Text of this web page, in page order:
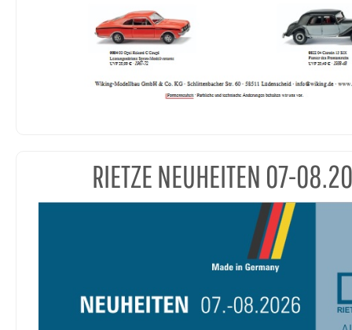
RIETZE NEUHEITEN 07-